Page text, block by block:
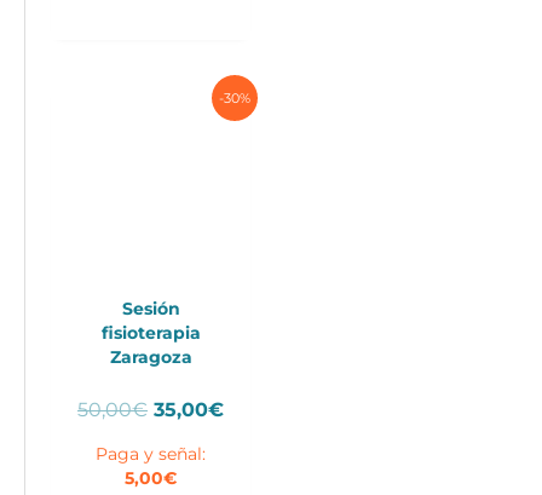
-30%
Sesión
fisioterapia
Zaragoza
50,00€ El
original
era:
35,00€El
Paga y señal:
5,00€